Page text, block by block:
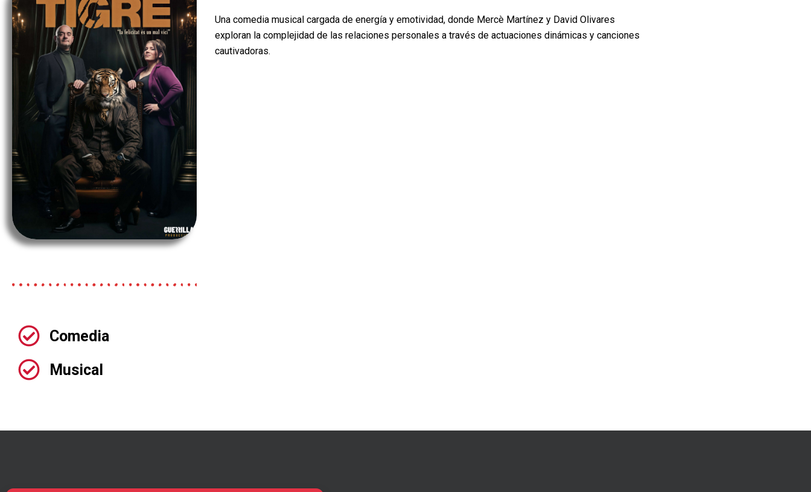
Comedia
Musical
Una comedia musical cargada de energía y emotividad, donde Mercè Martínez y David Olivares
exploran la complejidad de las relaciones personales a través de actuaciones dinámicas y canciones
cautivadoras.